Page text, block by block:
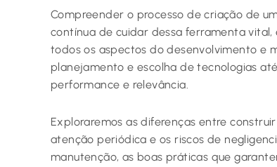
Compreender o processo de criação de
contínua de cuidar dessa ferramenta
todos os aspectos do desenvolvimento e
planejamento e escolha de tecnologias
performance e relevância.
Exploraremos as diferenças entre
atenção periódica e os riscos de
manutenção, as boas práticas que